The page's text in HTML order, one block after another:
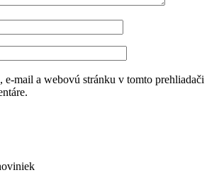
mail a webovú stránku v tomto prehliadači